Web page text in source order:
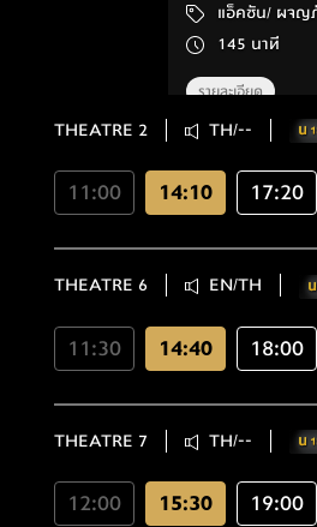
145 นาที
รายละเอียด
THEATRE 2 TH/--
11:00 14:10 17:20
THEATRE 6 EN/TH
11:30 14:40 18:00
THEATRE 7 TH/--
12:00 15:30 19:00